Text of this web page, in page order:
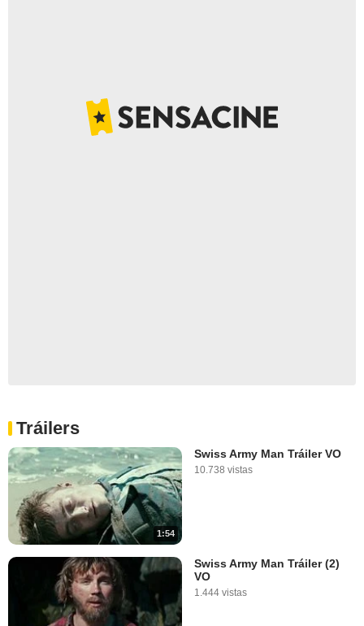
Tráilers
1:54
Swiss Army Man Tráiler VO
10.738 vistas
Swiss Army Man Tráiler (2)
VO
1.444 vistas